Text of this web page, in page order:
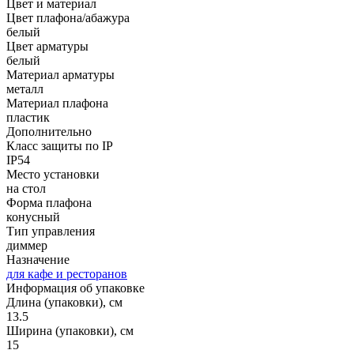
Цвет и материал
Цвет плафона/абажура
белый
Цвет арматуры
белый
Материал арматуры
металл
Материал плафона
пластик
Дополнительно
Класс защиты по IP
IP54
Место установки
на стол
Форма плафона
конусный
Тип управления
диммер
Назначение
для кафе и ресторанов
Информация об упаковке
Длина (упаковки), см
13.5
Ширина (упаковки), см
15